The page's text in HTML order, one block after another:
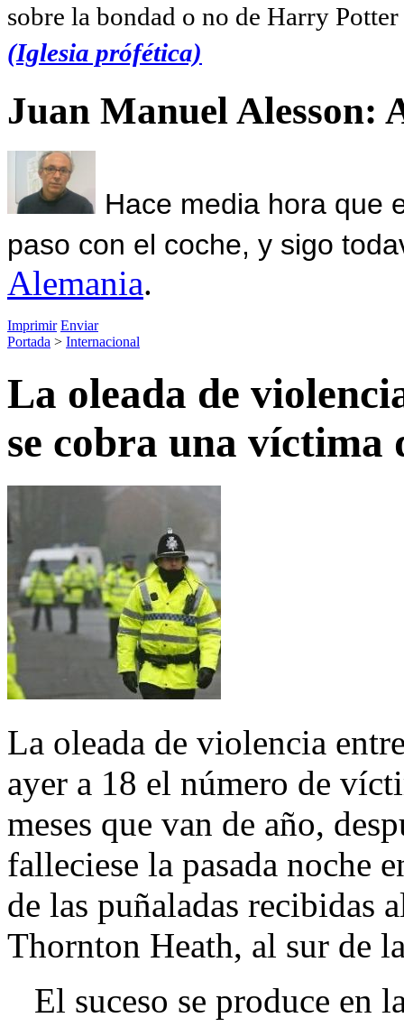
sobre la bondad o no de Harry
(Iglesia prófética)
Juan Manuel Alesson:
Hace media hora que
paso con el coche, y sigo
Alemania.
Imprimir Enviar
Portada > Internacional
La oleada de
se cobra una víctima
La oleada de violencia
ayer a 18 el número de
meses que van de año,
falleciese la pasada noche
de las puñaladas recibidas
Thornton Heath, al sur de
El suceso se produce en